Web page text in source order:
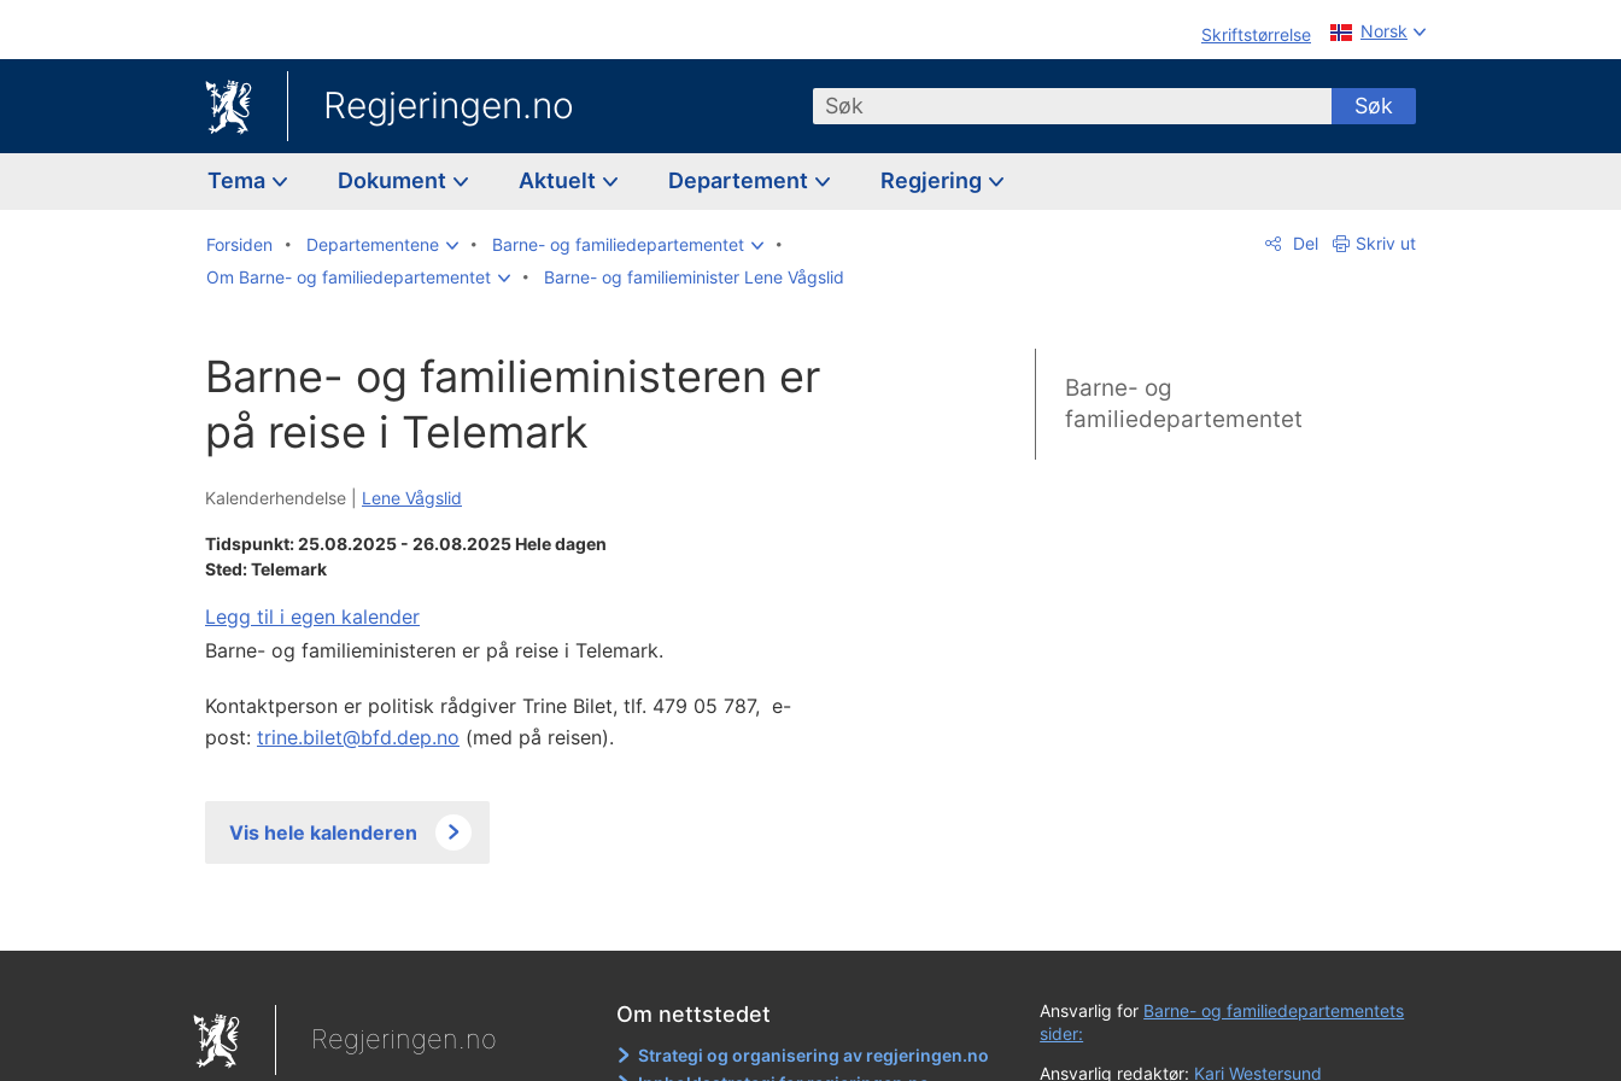
Skriftstørrelse Norsk
Regjeringen.no Søk Søk
Tema Dokument Aktuelt Departement Regjering
Forsiden Departementene
Barne- og familiedepartementet
Om Barne- og familiedepartementet
Barne- og familieminister Lene Vågslid
Del Skriv ut
Barne- og familieministeren er
på reise i Telemark
Kalenderhendelse | Lene Vågslid
Tidspunkt: 25.08.2025 - 26.08.2025 Hele dagen
Sted:Telemark
Legg til i egen kalender
Barne- og familieministeren er på reise i Telemark.
Kontaktperson er politisk rådgiver Trine Bilet, tlf. 479 05 787, e-
post: trine.bilet@bfd.dep.no (med på reisen).
Vis hele kalenderen
Barne- og
familiedepartementet
Regjeringen.no
Om nettstedet
Strategi og organisering av regjeringen.no
Ansvarlig for Barne- og familiedepartementets
sider:
Ansvarlig redaktør: Kari Westersund